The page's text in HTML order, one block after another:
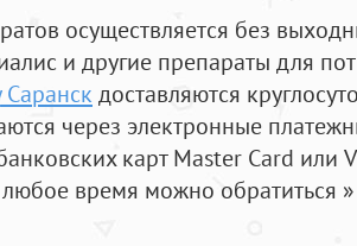
осуществляется без
и другие препараты для
доставляются
через электронные
карт Master Card или
любое время можно обратиться